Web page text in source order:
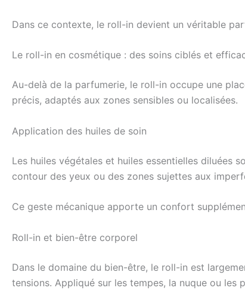
Dans ce contexte, le roll-in devient un véritable
Le roll-in en cosmétique : des soins ciblés et
Au-delà de la parfumerie, le roll-in occupe une
précis, adaptés aux zones sensibles ou localisées.
Application des huiles de soin
Les huiles végétales et huiles essentielles diluées
contour des yeux ou des zones sujettes aux
Ce geste mécanique apporte un confort
Roll-in et bien-être corporel
Dans le domaine du bien-être, le roll-in est
tensions. Appliqué sur les tempes, la nuque ou